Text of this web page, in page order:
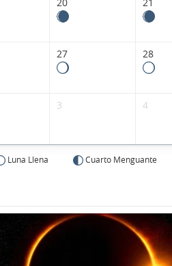
27 28
3 4
Luna Llena Cuarto Menguante